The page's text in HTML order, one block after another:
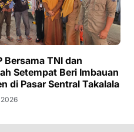
Bersama TNI dan
Setempat Beri Imbauan
di Pasar Sentral Takalala